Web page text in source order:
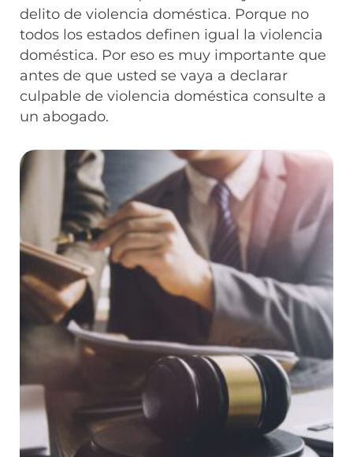
delito de violencia doméstica. Porque no
todos los estados definen igual la violencia
doméstica. Por eso es muy importante que
antes de que usted se vaya a declarar
culpable de violencia doméstica consulte a
un abogado.